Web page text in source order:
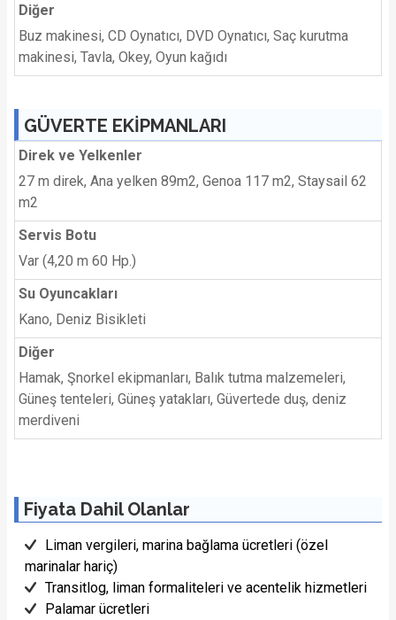
Diğer
Buz makinesi, CD Oynatıcı, DVD Oynatıcı, Saç kurutma
makinesi, Tavla, Okey, Oyun kağıdı
GÜVERTE EKİPMANLARI
Direk ve Yelkenler
27 m direk, Ana yelken 89m2, Genoa 117 m2, Staysail 62
m2
Servis Botu
Var (4,20 m 60 Hp.)
Su Oyuncakları
Kano, Deniz Bisikleti
Diğer
Hamak, Şnorkel ekipmanları, Balık tutma malzemeleri,
Güneş tenteleri, Güneş yatakları, Güvertede duş, deniz
merdiveni
Fiyata Dahil Olanlar
Liman vergileri, marina bağlama ücretleri (özel
marinalar hariç)
Transitlog, liman formaliteleri ve acentelik hizmetleri
Palamar ücretleri